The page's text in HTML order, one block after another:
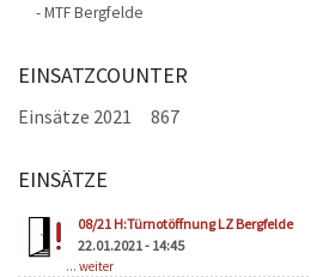
- MTF Bergfelde
EINSATZCOUNTER
Einsätze 2021 867
EINSÄTZE
08/21 H:Türnotöffnung LZ Bergfelde
22.01.2021 - 14:45
... weiter
Seiten